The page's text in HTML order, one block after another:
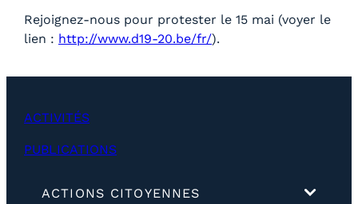
Rejoignez-nous pour protester le 15 mai (voyer le
lien : http://www.d19-20.be/fr/).
ACTIVITÉS
PUBLICATIONS
ACTIONS CITOYENNES